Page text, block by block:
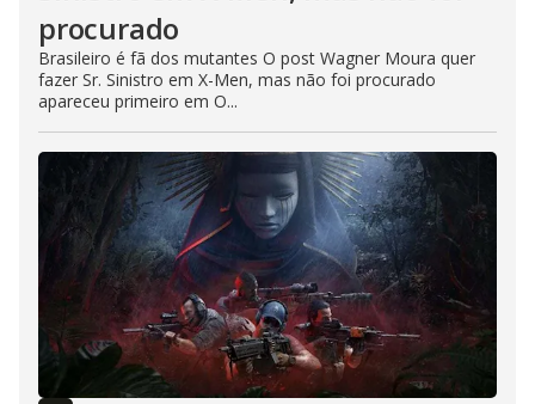
procurado
Brasileiro é fã dos mutantes O post Wagner Moura quer
fazer Sr. Sinistro em X-Men, mas não foi procurado
apareceu primeiro em O...